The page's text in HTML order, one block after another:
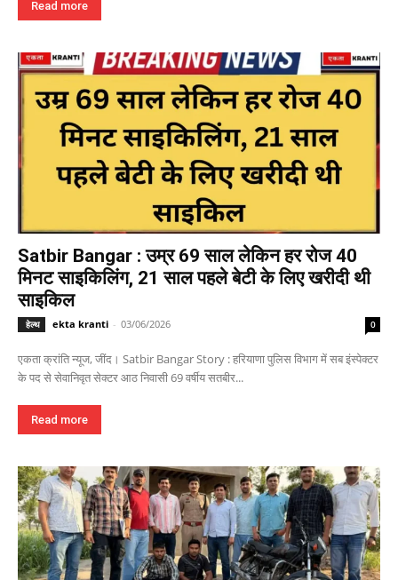
Read more
Satbir Bangar : उम्र 69 साल लेकिन हर रोज 40
मिनट साइकिलिंग, 21 साल पहले बेटी के लिए खरीदी थी
साइकिल
हेल्थ ekta kranti - 03/06/2026 0
एकता क्रांति न्यूज, जींद। Satbir Bangar Story : हरियाणा पुलिस विभाग में सब इंस्पेक्टर
के पद से सेवानिवृत सेक्टर आठ निवासी 69 वर्षीय सतबीर...
Read more